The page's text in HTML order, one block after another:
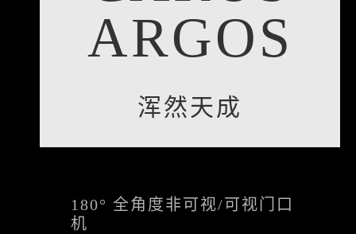
ARGOS
浑然天成
180° 全角度非可视/可视门口
机